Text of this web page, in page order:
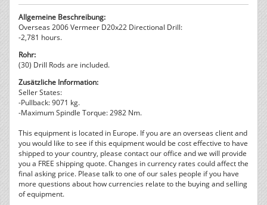
Allgemeine Beschreibung:
Overseas 2006 Vermeer D20x22 Directional Drill:
-2,781 hours.
Rohr:
(30) Drill Rods are included.
Zusätzliche Information:
Seller States:
-Pullback: 9071 kg.
-Maximum Spindle Torque: 2982 Nm.
This equipment is located in Europe. If you are an overseas client and
you would like to see if this equipment would be cost effective to have
shipped to your country, please contact our office and we will provide
you a FREE shipping quote. Changes in currency rates could affect the
final asking price. Please talk to one of our sales people if you have
more questions about how currencies relate to the buying and selling
of equipment.